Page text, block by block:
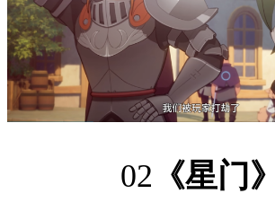
02 《星门》